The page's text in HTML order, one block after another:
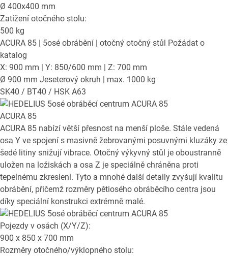
Ø 400x400 mm
Zatížení otočného stolu:
500 kg
ACURA 85 | 5osé obrábění | otočný otočný stůl Požádat o
katalog
X: 900 mm | Y: 850/600 mm | Z: 700 mm
Ø 900 mm Jeseterový okruh | max. 1000 kg
SK40 / BT40 / HSK A63
ACURA 85
ACURA 85 nabízí větší přesnost na menší ploše. Stále vedená
osa Y ve spojení s masivně žebrovanými posuvnými kluzáky ze
šedé litiny snižují vibrace. Otočný výkyvný stůl je oboustranně
uložen na ložiskách a osa Z je speciálně chráněna proti
tepelnému zkreslení. Tyto a mnohé další detaily zvyšují kvalitu
obrábění, přičemž rozměry pětiosého obráběcího centra jsou
díky speciální konstrukci extrémně malé.
Pojezdy v osách (X/Y/Z):
900 x 850 x 700 mm
Rozměry otočného/výklopného stolu: